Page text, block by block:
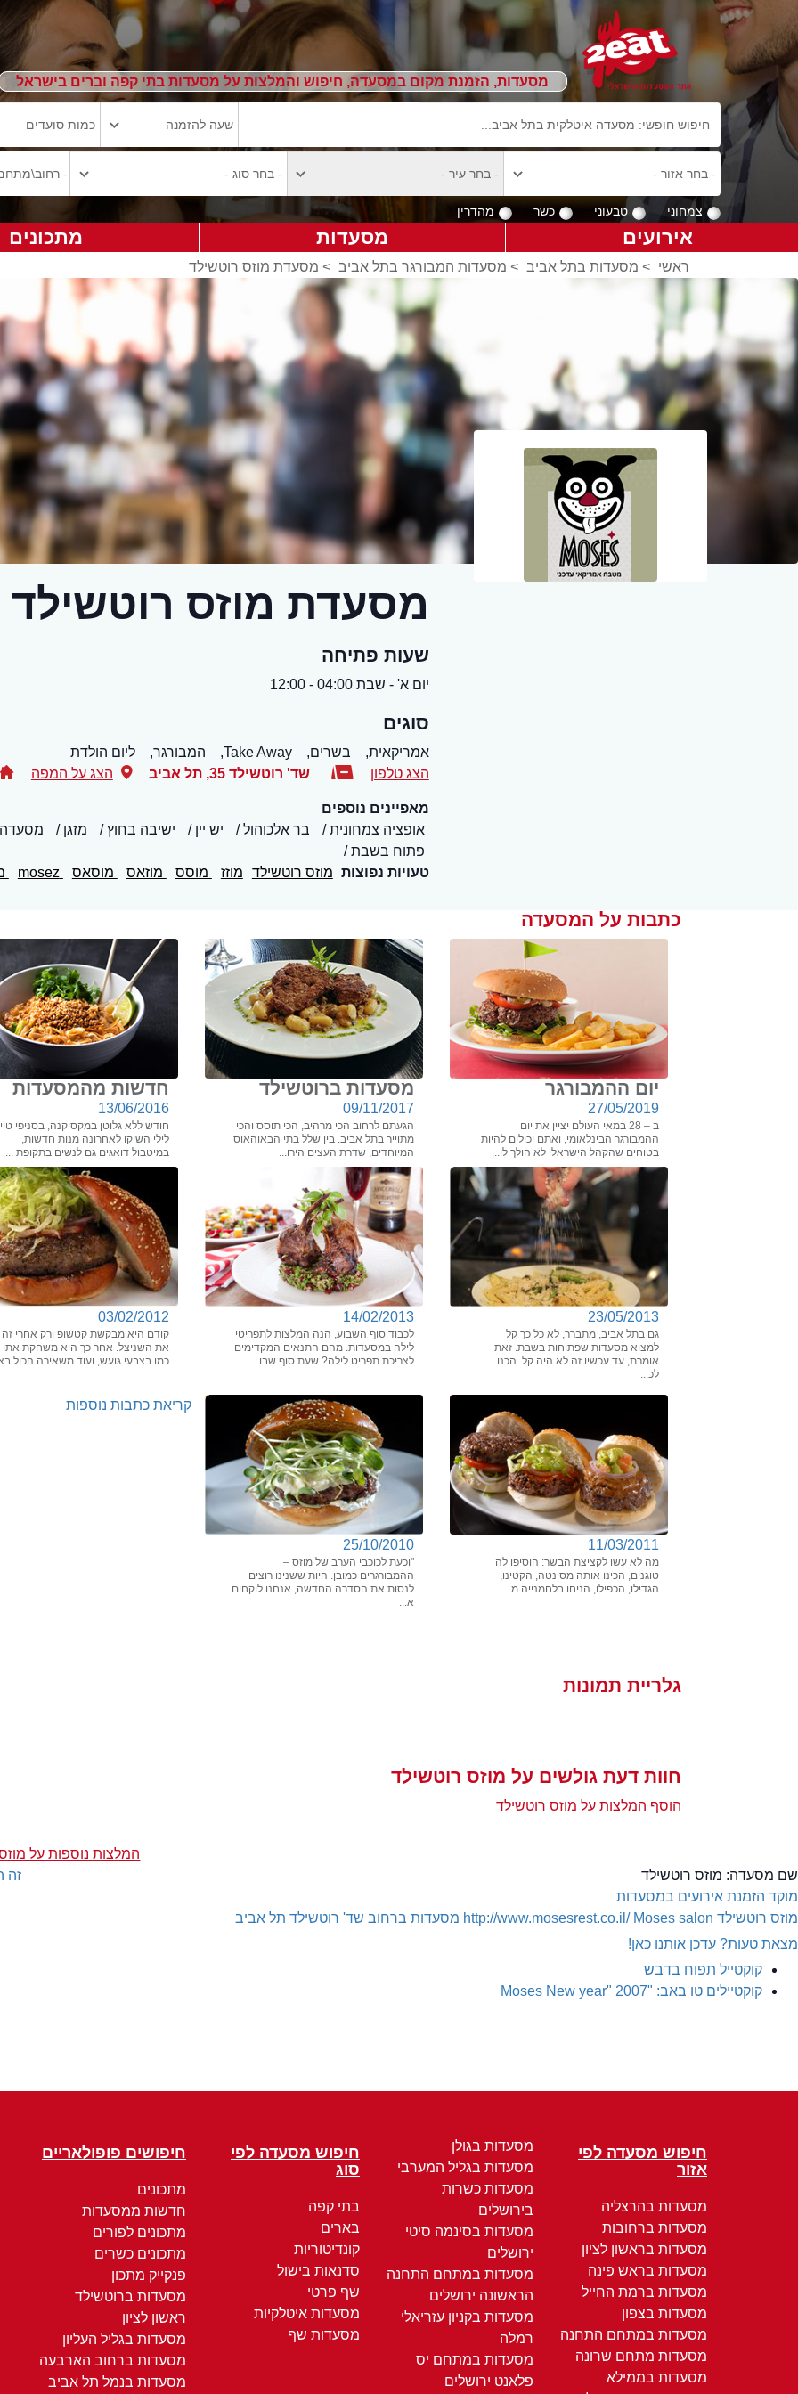
מסעדות, הזמנת מקום במסעדה, חיפוש והמלצות על מסעדות בתי קפה וברים בישראל
צמחוני טבעוני כשר מהדרין
אירועים מסעדות מתכונים
ראשי > מסעדות בתל אביב > מסעדות המבורגר בתל אביב > מסעדת מוזס רוטשילד
מסעדת מוזס רוטשילד
שעות פתיחה
יום א' - שבת 04:00 - 12:00
סוגים
אמריקאית, בשרים, Take Away, המבורגר,
ליום הולדת
הצג טלפון
שד' רוטשילד 35 ,תל אביב הצג על המפה
מאפיינים נוספים
אופציה צמחונית
בר אלכוהול יש יין ישיבה בחוץ מזגן
פתוח בשבת
טעויות נפוצות מוזס רוטשילד מוזז מוסס מוזאס מוסאס
כתבות על המסעדה
יום ההמבורגר
27/05/2019
ב – 28 במאי העולם יציין את יום
ההמבורגר הבינלאומי, ואתם יכולים להיות
בטוחים שהקהל הישראלי לא הולך לו...
מסעדות ברוטשילד
09/11/2017
הגעתם לרחוב הכי מרהיב, הכי תוסס והכי
מתוייר בתל אביב. בין שלל בתי הבאוהאוס
המיוחדים, שדרת העצים הירו...
חדשות מהמסעדות
13/06/2016
חודש ללא גלוטן במקסיקנה, בסניפי
לילי השיקו לאחרונה מנות חדשות,
במיטבול דואגים גם לנשים בתקופת ...
23/05/2013
גם בתל אביב, מתברר, לא כל כך קל
למצוא מסעדות שפתוחות בשבת. זאת
אומרת, עד עכשיו זה לא היה קל. הכנו
לכ...
14/02/2013
לכבוד סוף השבוע, הנה המלצות לתפריטי
לילה במסעדות. מהם התנאים המקדימים
לצריכת תפריט לילה? שעת סוף שבו...
03/02/2012
קודם היא מבקשת קטשופ ורק אחרי זה
את השניצל. אחר כך היא משחקת אתו
כמו בצבעי גועש, ועוד משאירה הכול
11/03/2011
מה לא עשו לקציצת הבשר: הוסיפו לה
טוגנים, הכינו אותה מסינטה, הקטינו,
הגדילו, הכפילו, הניחו בלחמנייה מ...
25/10/2010
"וכעת לכוכבי הערב של מוזס –
ההמבורגרים כמובן. היות ששנינו רוצים
לנסות את הסדרה החדשה, אנחנו לוקחים
א...
קריאת כתבות נוספות
גלריית תמונות
חוות דעת גולשים על מוזס רוטשילד
הוסף המלצות על מוזס רוטשילד
המלצות נוספות על
זה
שם מסעדה: מוזס רוטשילד
מוקד הזמנת אירועים במסעדות
מוזס רוטשילד
http://www.mosesrest.co.il/ Moses salon
מסעדות ברחוב שד' רוטשילד תל אביב
מצאת טעות? עדכן אותנו כאן!
קוקטייל תפוח בדבש
קוקטיילים טו באב: "Moses New year" 2007
חיפוש מסעדה לפי
אזור
מסעדות בהרצליה
מסעדות ברחובות
מסעדות בראשון לציון
מסעדות בראש פינה
מסעדות ברמת החייל
מסעדות בצפון
מסעדות במתחם התחנה
מסעדות מתחם שרונה
מסעדות בממילא
מסעדות בגולן
מסעדות בגליל המערבי
מסעדות כשרות
בירושלים
מסעדות בסינמה סיטי
ירושלים
מסעדות במתחם התחנה
הראשונה ירושלים
מסעדות בקניון עזריאלי
רמלה
מסעדות במתחם יס
פלאנט ירושלים
חיפוש מסעדה לפי
סוג
בתי קפה
בארים
קונדיטוריות
סדנאות בישול
שף פרטי
מסעדות איטלקיות
מסעדות שף
חיפושים פופולאריים
מתכונים
חדשות ממסעדות
מתכונים לפורים
מתכונים כשרים
פנקייק מתכון
מסעדות ברוטשילד
ראשון לציון
מסעדות בגליל העליון
מסעדות ברחוב הארבעה
מסעדות בנמל תל אביב